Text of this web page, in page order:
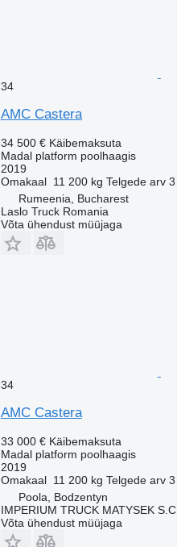
34
AMC Castera
34 500 € Käibemaksuta
Madal platform poolhaagis
2019
Omakaal 11 200 kg Telgede arv 3
Rumeenia, Bucharest
Laslo Truck Romania
Võta ühendust müüjaga
34
AMC Castera
33 000 € Käibemaksuta
Madal platform poolhaagis
2019
Omakaal 11 200 kg Telgede arv 3
Poola, Bodzentyn
IMPERIUM TRUCK MATYSEK S.C.
Võta ühendust müüjaga